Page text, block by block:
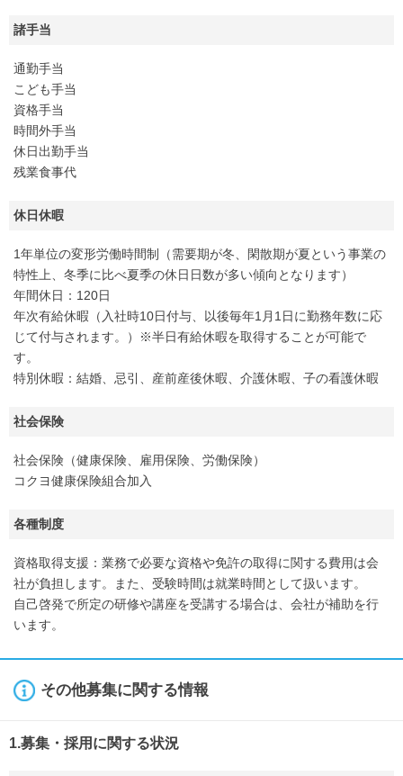
諸手当
通勤手当
こども手当
資格手当
時間外手当
休日出勤手当
残業食事代
休日休暇
1年単位の変形労働時間制（需要期が冬、閑散期が夏という事業の
特性上、冬季に比べ夏季の休日日数が多い傾向となります）
年間休日：120日
年次有給休暇（入社時10日付与、以後毎年1月1日に勤務年数に応
じて付与されます。）※半日有給休暇を取得することが可能で
す。
特別休暇：結婚、忌引、産前産後休暇、介護休暇、子の看護休暇
社会保険
社会保険（健康保険、雇用保険、労働保険）
コクヨ健康保険組合加入
各種制度
資格取得支援：業務で必要な資格や免許の取得に関する費用は会
社が負担します。また、受験時間は就業時間として扱います。
自己啓発で所定の研修や講座を受講する場合は、会社が補助を行
います。
その他募集に関する情報
1.募集・採用に関する状況